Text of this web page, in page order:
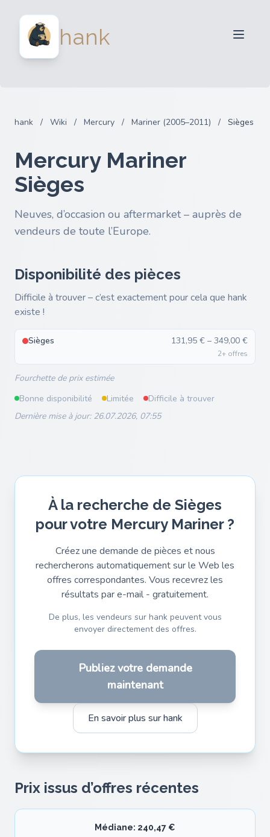
hank
hank / Wiki / Mercury / Mariner (2005–2011) / Sièges
Mercury Mariner
Sièges
Neuves, d’occasion ou aftermarket – auprès de
vendeurs de toute l’Europe.
Disponibilité des pièces
Difficile à trouver – c’est exactement pour cela que hank
existe !
Sièges 131,95 € – 349,00 €
2+ offres
Fourchette de prix estimée
Bonne disponibilité
Limitée
Difficile à trouver
Dernière mise à jour: 26.07.2026, 07:55
À la recherche de Sièges
pour votre Mercury Mariner ?
Créez une demande de pièces et nous
rechercherons automatiquement sur le Web les
offres correspondantes. Vous recevrez les
résultats par e-mail - gratuitement.
De plus, les vendeurs sur hank peuvent vous
envoyer directement des offres.
Publiez votre demande
maintenant
En savoir plus sur hank
Prix issus d’offres récentes
Médiane: 240,47 €